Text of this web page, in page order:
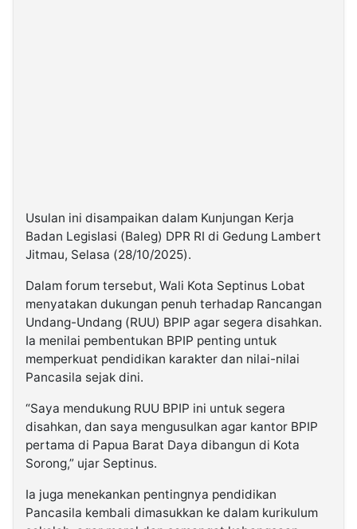
Usulan ini disampaikan dalam Kunjungan Kerja
Badan Legislasi (Baleg) DPR RI di Gedung Lambert
Jitmau, Selasa (28/10/2025).
Dalam forum tersebut, Wali Kota Septinus Lobat
menyatakan dukungan penuh terhadap Rancangan
Undang-Undang (RUU) BPIP agar segera disahkan.
Ia menilai pembentukan BPIP penting untuk
memperkuat pendidikan karakter dan nilai-nilai
Pancasila sejak dini.
“Saya mendukung RUU BPIP ini untuk segera
disahkan, dan saya mengusulkan agar kantor BPIP
pertama di Papua Barat Daya dibangun di Kota
Sorong,” ujar Septinus.
Ia juga menekankan pentingnya pendidikan
Pancasila kembali dimasukkan ke dalam kurikulum